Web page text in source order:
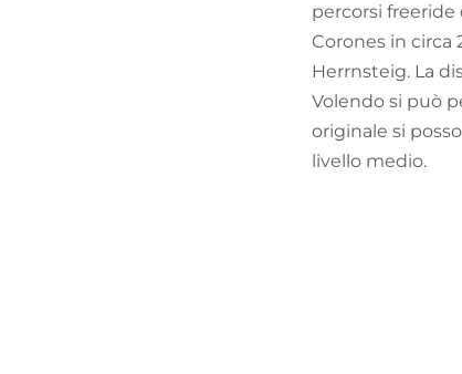
percorsi freeride
Corones in circa
Herrnsteig. La
Volendo si può
originale si
livello medio.